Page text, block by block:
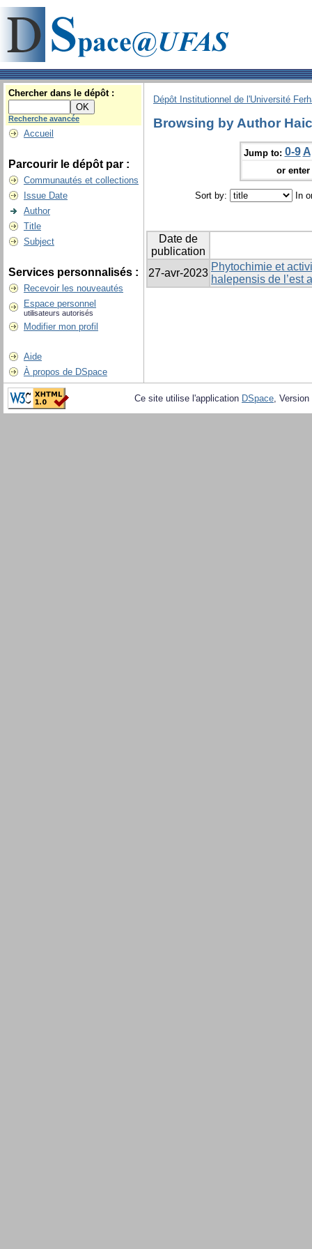
Chercher dans le dépôt :
Recherche avancée
Accueil
Parcourir le dépôt par :
Communautés et collections
Issue Date
Author
Title
Subject
Services personnalisés :
Recevoir les nouveautés
Espace personnel
utilisateurs autorisés
Modifier mon profil
Aide
À propos de DSpace
Dépôt Institutionnel de l'Université
Browsing by Author
Jump to: 0-9 A
or
Sort by: In
Date de
publication
27-avr-2023
Phytochimie et
halepensis de l’est
Ce site utilise l'application DSpace,